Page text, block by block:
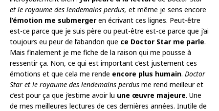
et le royaume des lendemains perdus, et même je sens encore
l’émotion me submerger en écrivant ces lignes. Peut-être
est-ce parce que je suis père ou peut-être est-ce parce que j’ai
toujours eu peur de l’abandon que ce Doctor Star me parle.
Mais finalement je me fiche de la raison qui me pousse à
ressentir ça. Non, ce qui est important c’est justement ces
émotions et que cela me rende encore plus humain. Doctor
Star et le royaume des lendemains perdus me rend meilleur et
c’est pour ça que j’estime avoir lu une œuvre majeure. Une
de mes meilleures lectures de ces dernières années. Inutile de